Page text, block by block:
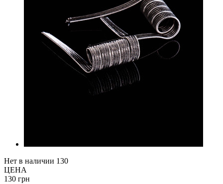
Нет в наличии 130
ЦЕНА
130 грн